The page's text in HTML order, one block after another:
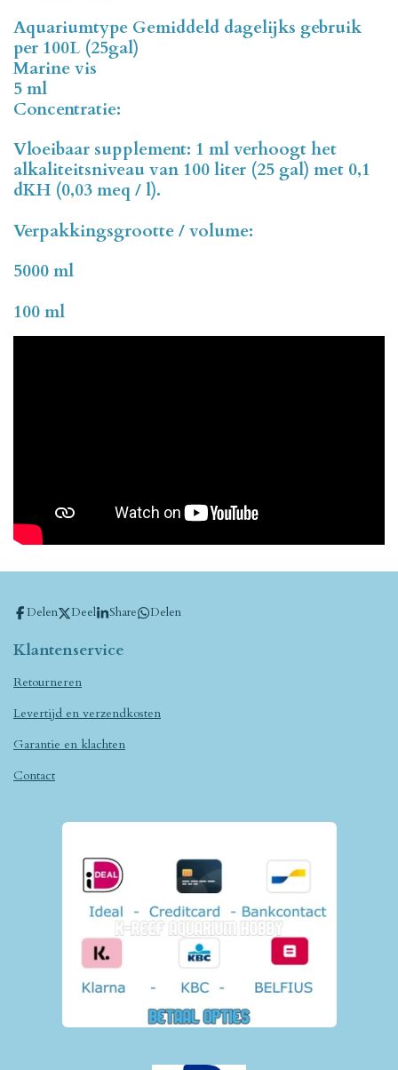
Aquariumtype Gemiddeld dagelijks gebruik
per 100L (25gal)
Marine vis
5 ml
Concentratie:
Vloeibaar supplement: 1 ml verhoogt het
alkaliteitsniveau van 100 liter (25 gal) met 0,1
dKH (0,03 meq / l).
Verpakkingsgrootte / volume:
5000 ml
100 ml
Delen Deel Share Delen
Klantenservice
Retourneren
Levertijd en verzendkosten
Garantie en klachten
Contact